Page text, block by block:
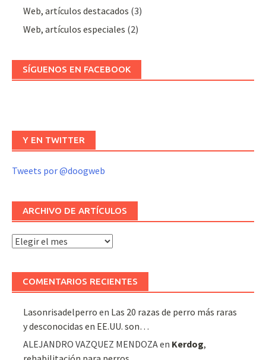
Web, artículos destacados (3)
Web, artículos especiales (2)
SÍGUENOS EN FACEBOOK
Y EN TWITTER
Tweets por @doogweb
ARCHIVO DE ARTÍCULOS
Archivo
COMENTARIOS RECIENTES
Lasonrisadelperro en Las 20 razas de perro más raras
y desconocidas en EE.UU. son…
ALEJANDRO VAZQUEZ MENDOZAen Kerdog,